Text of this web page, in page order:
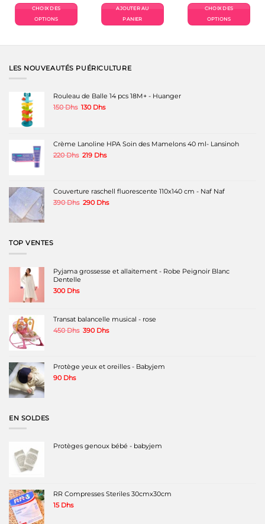
initial
était :
130 Dhs.
actuel
CHOIX DES
OPTIONS
a
variations.
être
choisies
du
produit
AJOUTER AU
PANIER
initial
était :
220 Dhs.
actuel
CHOIX DES
OPTIONS
a
du
LES NOUVEAUTÉS PUÉRICULTURE
Rouleau de Balle 14 pcs 18M+ - Huanger
150Dhs Le
150 Dhs.
130 DhsLe
130 Dhs.
Crème Lanoline HPA Soin des Mamelons 40 ml- Lansinoh
220Dhs Le
220 Dhs.
219 DhsLe
219 Dhs.
Couverture raschell fluorescente 110x140 cm - Naf Naf
390Dhs Le
290 DhsLe
TOP VENTES
Pyjama grossesse et allaitement - Robe Peignoir Blanc
Dentelle
300 Dhs
Transat balancelle musical - rose
450Dhs Le
390 DhsLe
390 Dhs.
Protège yeux et oreilles - Babyjem
90 Dhs
EN SOLDES
Protèges genoux bébé - babyjem
RR Compresses Steriles 30cmx30cm
15 Dhs